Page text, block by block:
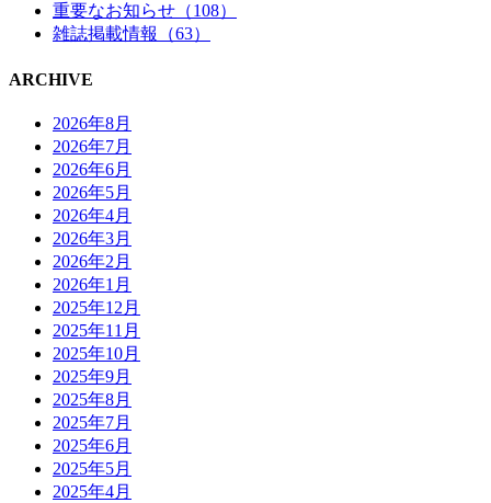
重要なお知らせ（108）
雑誌掲載情報（63）
ARCHIVE
2026年8月
2026年7月
2026年6月
2026年5月
2026年4月
2026年3月
2026年2月
2026年1月
2025年12月
2025年11月
2025年10月
2025年9月
2025年8月
2025年7月
2025年6月
2025年5月
2025年4月